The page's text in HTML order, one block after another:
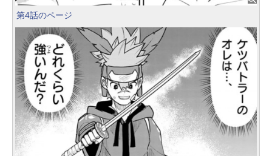
第4話のページ